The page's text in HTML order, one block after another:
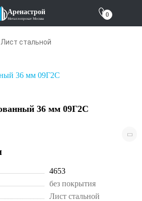
компании
Аренастрой
Металлопрокат Москва
0
Лист стальной
36 мм 09Г2С
4653
без покрытия
Лист стальной